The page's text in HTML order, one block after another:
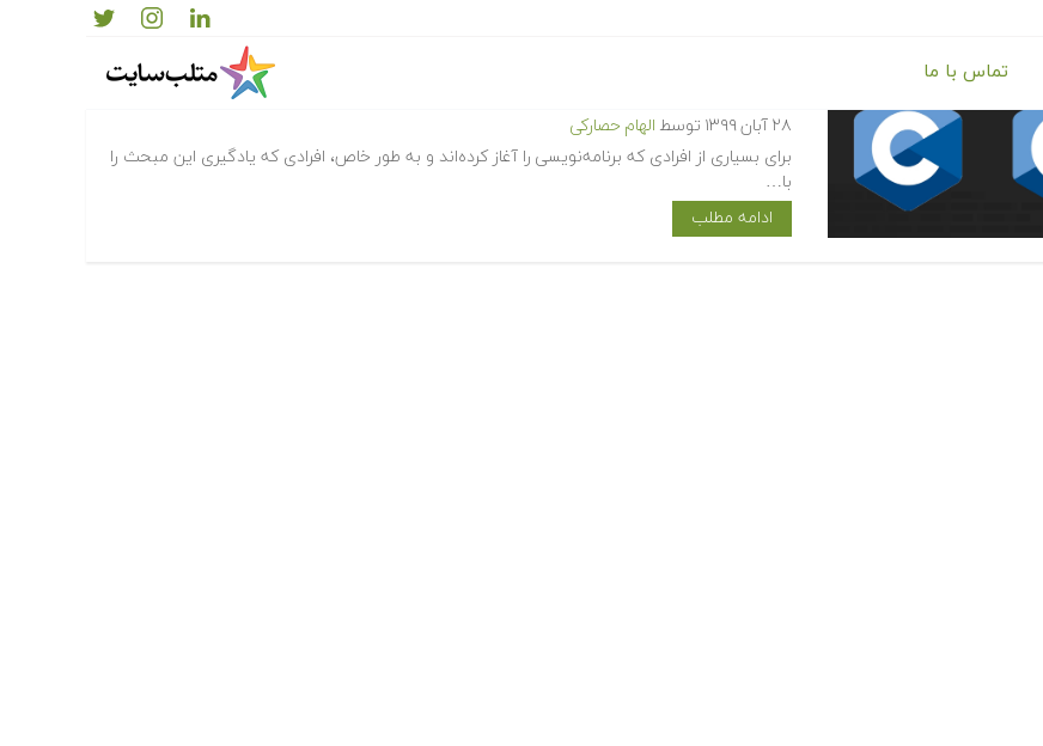
تماس با ما
۲۸ آبان ۱۳۹۹ توسط الهام حصارکی
برای بسیاری از افرادی که برنامه‌نویسی را آغاز کرده‌اند و به طور خاص، افرادی که یادگیری این مبحث را
با…
ادامه مطلب